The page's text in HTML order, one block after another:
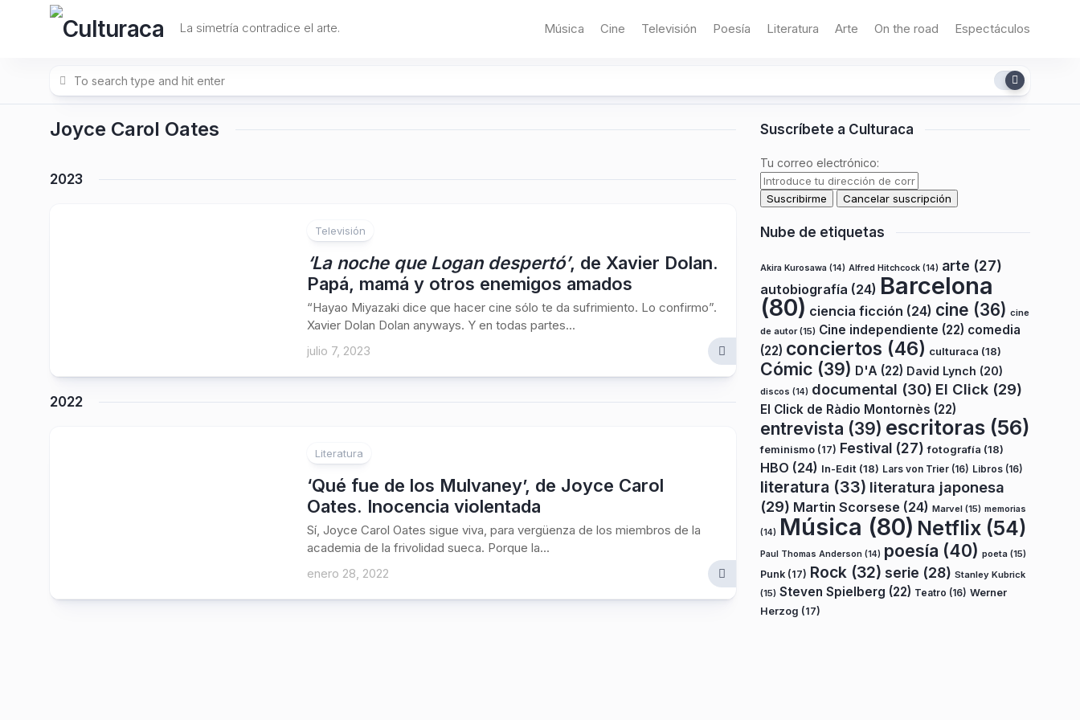
La simetría contradice el arte. Música Cine Televisión Poesía Literatura Arte On the road Espectáculos
Joyce Carol Oates
2023
Televisión
‘La noche que Logan despertó’, de Xavier Dolan.
Papá, mamá y otros enemigos amados
“Hayao Miyazaki dice que hacer cine sólo te da sufrimiento. Lo confirmo”.
Xavier Dolan Dolan anyways. Y en todas partes...
julio 7, 2023
2022
Literatura
‘Qué fue de los Mulvaney’, de Joyce Carol
Oates. Inocencia violentada
Sí, Joyce Carol Oates sigue viva, para vergüenza de los miembros de la
academia de la frivolidad sueca. Porque la...
enero 28, 2022
Suscríbete a Culturaca
Tu correo electrónico:
Nube de etiquetas
Akira Kurosawa (14) Alfred Hitchcock (14) arte (27)
autobiografía (24) Barcelona
(80) ciencia ficción (24) cine (36) cine
de autor(15) Cine independiente (22) comedia
(22) conciertos (46) culturaca (18)
Cómic (39) D'A (22) David Lynch (20)
discos (14) documental (30) El Click (29)
El Click de Ràdio Montornès (22)
entrevista (39) escritoras (56)
feminismo (17) Festival (27) fotografía (18)
HBO (24) In-Edit (18) Lars von Trier (16) Libros (16)
literatura (33) literatura japonesa
(29) Martin Scorsese (24) Marvel (15) memorias
(14) Música (80) Netflix (54)
Paul Thomas Anderson (14) poesía (40) poeta (15)
Punk (17) Rock (32) serie (28) Stanley Kubrick
(15) Steven Spielberg (22) Teatro (16) Werner
Herzog (17)